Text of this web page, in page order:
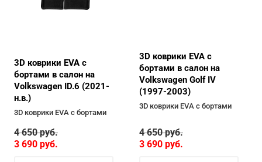
3D коврики EVA с
бортами в салон на
Volkswagen ID.6 (2021-
н.в.)
3D коврики EVA с бортами
4 650руб.
3 690 руб.
3D коврики EVA с
бортами в салон на
Volkswagen Golf IV
(1997-2003)
3D коврики EVA с бортами
4 650руб.
3 690 руб.